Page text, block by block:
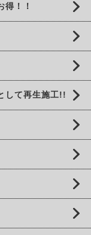
得！！
して再生施工!!